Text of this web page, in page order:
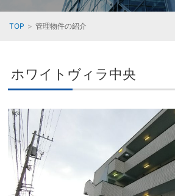
TOP 管理物件の紹介
ホワイトヴィラ中央